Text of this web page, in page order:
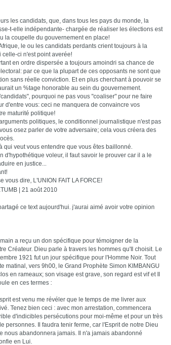
les candidats, que, dans tous les pays du monde, la
t-elle indépendante- chargée de réaliser les élections est
la coupelle du gouvernement en place!
le ou les candidats perdants crient toujours à la
celle-ci n'est point averée!
en ordre dispersée a toujours amoindri sa chance de
par ce que la plupart de ces opposants ne sont que
sans réelle conviction. Et en plus cherchant à pouvoir se
un %tage honorable au sein du gouvernement.
pourquoi ne pas vous "coaliser" pour ne faire
d'entre vous: ceci ne manquera de convaincre vos
maturité politique!
politiques, le conditionnel journalistique n'est pas
osez parler de votre adversaire; cela vous créera des
qui veut vous entendre que vous êtes baillonné.
d'hypothétique voleur, il faut savoir le prouver car il a le
en justice...
vous dire, L'UNION FAIT LA FORCE!
| 21 août 2010
ce text aujourd'hui. j'aurai aimé avoir votre opinion
a reçu un don spécifique pour témoigner de la
Créateur. Dieu parle à travers les hommes qu'Il choisit. Le
1921 fut un jour spécifique pour l'Homme Noir. Tout
matinal, vers 9h00, le Grand Prophète Simon KIMBANGU
en rameaux; son visage est grave, son regard est vif et Il
en ces termes :
est venu me révéler que le temps de me livrer aux
Tenez bien ceci : avec mon arrestation, commencera
d'indicibles persécutions pour moi-même et pour un très
personnes. Il faudra tenir ferme, car l'Esprit de notre Dieu
nous abandonnera jamais. Il n'a jamais abandonné
en Lui.